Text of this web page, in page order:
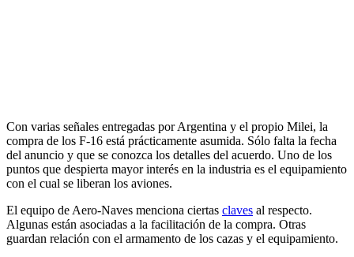
Con varias señales entregadas por Argentina y el propio Milei, la
compra de los F-16 está prácticamente asumida. Sólo falta la fecha
del anuncio y que se conozca los detalles del acuerdo. Uno de los
puntos que despierta mayor interés en la industria es el equipamiento
con el cual se liberan los aviones.
El equipo de Aero-Naves menciona ciertas claves al respecto.
Algunas están asociadas a la facilitación de la compra. Otras
guardan relación con el armamento de los cazas y el equipamiento.